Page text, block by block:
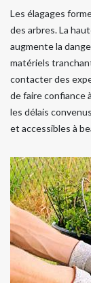
Les élagages
des arbres. La
augmente la
matériels
contacter des
de faire confiance
les délais
et accessibles à